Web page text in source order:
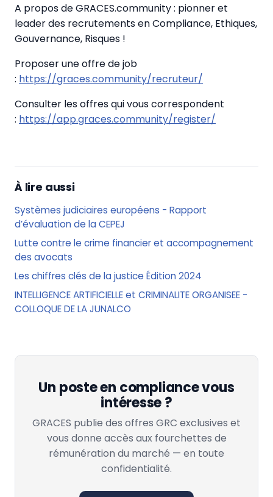
A propos de GRACES.community : pionner et
leader des recrutements en Compliance, Ethiques,
Gouvernance, Risques !
Proposer une offre de job
: https://graces.community/recruteur/
Consulter les offres qui vous correspondent
: https://app.graces.community/register/
À lire aussi
Systèmes judiciaires européens - Rapport
d’évaluation de la CEPEJ
Lutte contre le crime financier et accompagnement
des avocats
Les chiffres clés de la justice Édition 2024
INTELLIGENCE ARTIFICIELLE et CRIMINALITE ORGANISEE -
COLLOQUE DE LA JUNALCO
Un poste en compliance vous
intéresse ?
GRACES publie des offres GRC exclusives et
vous donne accès aux fourchettes de
rémunération du marché — en toute
confidentialité.